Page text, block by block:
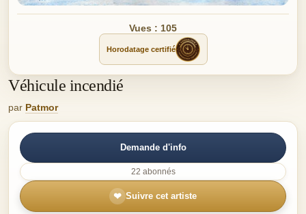
Vues : 105
Horodatage certifié
Véhicule incendié
par Patmor
Demande d'info
22 abonnés
❤ Suivre cet artiste